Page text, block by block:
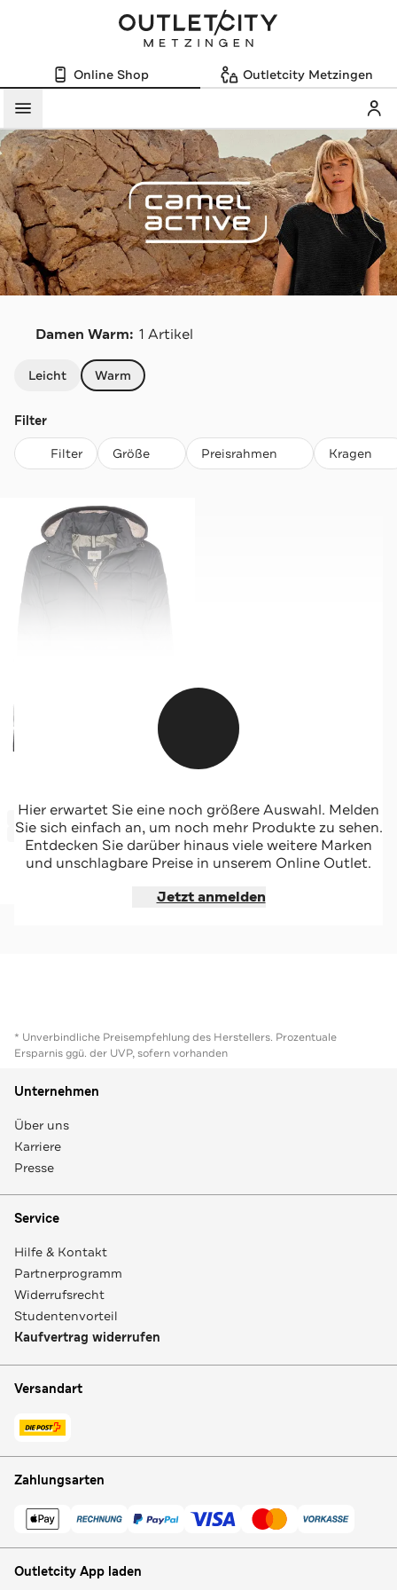
Online Shop Outletcity Metzingen
Menü
Damen Warm: 1 Artikel
Leicht Warm
Filter
Filter Größe Preisrahmen Kragen
CAMEL ACTIVE
Steppmantel grau
-40%*
Sale
Jetzt shoppen
Hier erwartet Sie eine noch größere Auswahl. Melden
Sie sich einfach an, um noch mehr Produkte zu sehen.
Entdecken Sie darüber hinaus viele weitere Marken
und unschlagbare Preise in unserem Online Outlet.
Jetzt anmelden
* Unverbindliche Preisempfehlung des Herstellers. Prozentuale
Ersparnis ggü. der UVP, sofern vorhanden
Unternehmen
Über uns
Karriere
Presse
Service
Hilfe & Kontakt
Partnerprogramm
Widerrufsrecht
Studentenvorteil
Kaufvertrag widerrufen
Versandart
Zahlungsarten
Outletcity App laden